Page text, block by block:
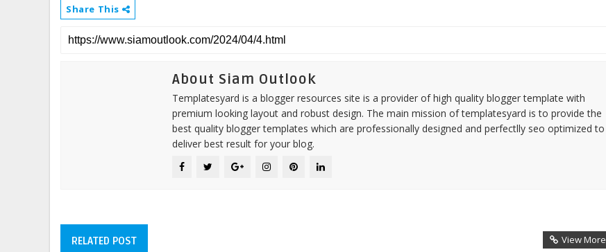
Share This
About Siam Outlook
Templatesyard is a blogger resources site is a provider of high quality blogger template with
premium looking layout and robust design. The main mission of templatesyard is to provide the
best quality blogger templates which are professionally designed and perfectlly seo optimized to
deliver best result for your blog.
RELATED POST View More